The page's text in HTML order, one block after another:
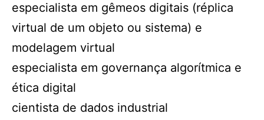
especialista em gêmeos digitais (réplica
virtual de um objeto ou sistema) e
modelagem virtual
especialista em governança algorítmica e
ética digital
cientista de dados industrial